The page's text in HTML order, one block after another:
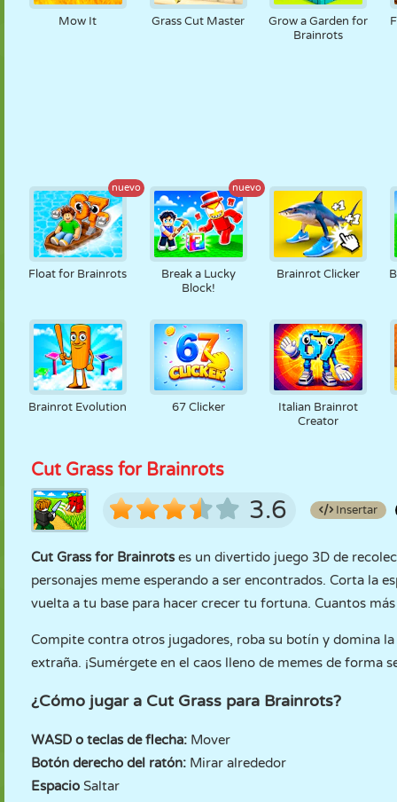
Mow It Grass Cut Master
Grow a Garden for
Brainrots
nuevo
Float for Brainrots
nuevo
Break a Lucky
Block!
Brainrot Clicker
Brainrot Evolution 67 Clicker
Italian Brainrot
Creator
Cut Grass for Brainrots
3.6 Insertar
Cut Grass for Brainrotses un divertido juego 3D de
personajes meme esperando a ser encontrados. Corta la
vuelta a tu base para hacer crecer tu fortuna. Cuantos
Compite contra otros jugadores, roba su botín y domina
extraña. ¡Sumérgete en el caos lleno de memes de forma
¿Cómo jugar a Cut Grass para Brainrots?
WASD o teclas de flecha: Mover
Botón derecho del ratón: Mirar alrededor
Espacio Saltar